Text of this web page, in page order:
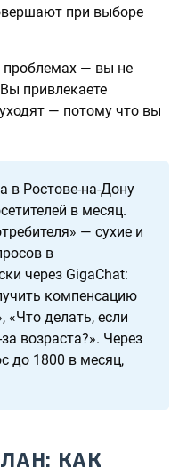
при выборе
проблемах — вы не
привлекаете
— потому что вы
в Ростове-на-Дону
в месяц.
— сухие и
в
через GigaChat:
компенсацию
«Что делать, если
возраста?». Через
до 1800 в месяц,
КАК